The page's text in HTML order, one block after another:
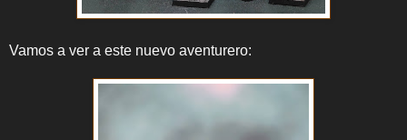
Vamos a ver a este nuevo aventurero: